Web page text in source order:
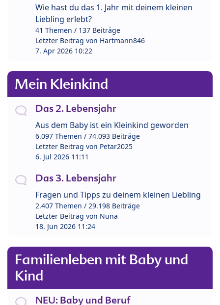
Wie hast du das 1. Jahr mit deinem kleinen
Liebling erlebt?
41 Themen / 137 Beiträge
Letzter Beitrag von Hartmann846
7. Apr 2026 10:22
Mein Kleinkind
Das 2. Lebensjahr
Aus dem Baby ist ein Kleinkind geworden
6.097 Themen / 74.093 Beiträge
Letzter Beitrag von Petar2025
6. Jul 2026 11:11
Das 3. Lebensjahr
Fragen und Tipps zu deinem kleinen Liebling
2.407 Themen / 29.198 Beiträge
Letzter Beitrag von Nuna
18. Jun 2026 11:24
Familienleben mit Baby und
Kind
NEU: Baby und Beruf